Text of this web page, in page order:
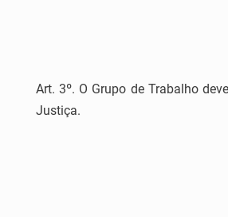
Art. 3º. O Grupo de Trabalho
Justiça.